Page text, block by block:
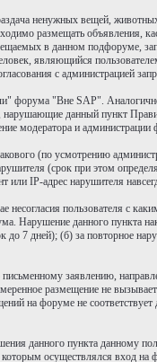
ненужных вещей,
размещать объявления,
в данном подфоруме,
являющийся
с администрацией
форума "Вне SAP".
данный пункт
модератора и администрации
(по усмотрению
(срок при этом
или IP-адрес нарушителя
несогласия пользователя с
Нарушение данного пункта
до 7 дней); (б) за повторное
заявлению,
размещение не
на форуме не соответствует
данного пункта данному
осуществлялся вход на